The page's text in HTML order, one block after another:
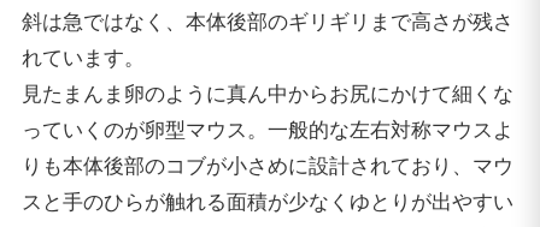
斜は急ではなく、本体後部のギリギリまで高さが残さ
れています。
見たまんま卵のように真ん中からお尻にかけて細くな
っていくのが卵型マウス。一般的な左右対称マウスよ
りも本体後部のコブが小さめに設計されており、マウ
スと手のひらが触れる面積が少なくゆとりが出やすい